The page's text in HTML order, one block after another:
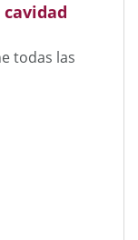
todas las